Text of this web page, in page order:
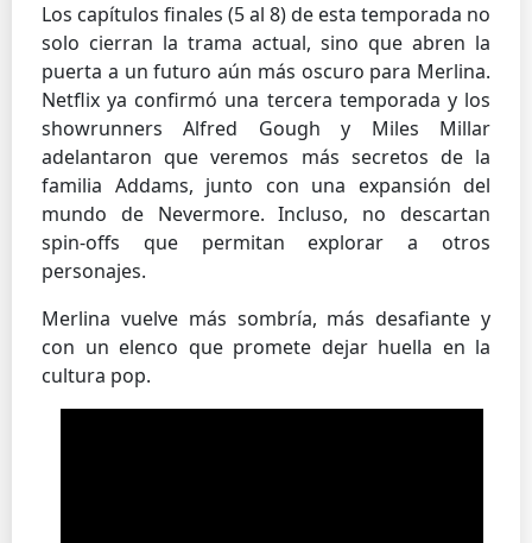
Los capítulos finales (5 al 8) de esta temporada no
solo cierran la trama actual, sino que abren la
puerta a un futuro aún más oscuro para Merlina.
Netflix ya confirmó una tercera temporada y los
showrunners Alfred Gough y Miles Millar
adelantaron que veremos más secretos de la
familia Addams, junto con una expansión del
mundo de Nevermore. Incluso, no descartan
spin-offs que permitan explorar a otros
personajes.
Merlina vuelve más sombría, más desafiante y
con un elenco que promete dejar huella en la
cultura pop.